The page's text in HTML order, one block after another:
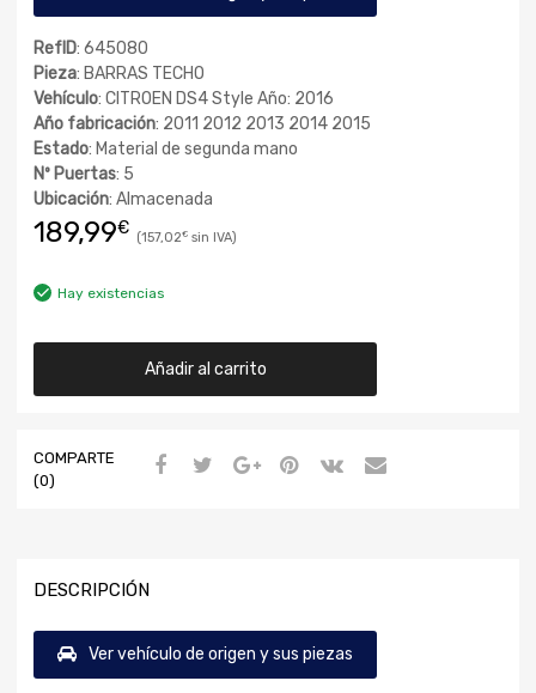
RefID: 645080
Pieza: BARRAS TECHO
Vehículo: CITROEN DS4 Style Año: 2016
Año fabricación: 2011 2012 2013 2014 2015
Estado: Material de segunda mano
Nº Puertas: 5
Ubicación: Almacenada
189,99€ 157,02€
Hay existencias
Añadir al carrito
COMPARTE
(0)
DESCRIPCIÓN
Ver vehículo de origen y sus piezas